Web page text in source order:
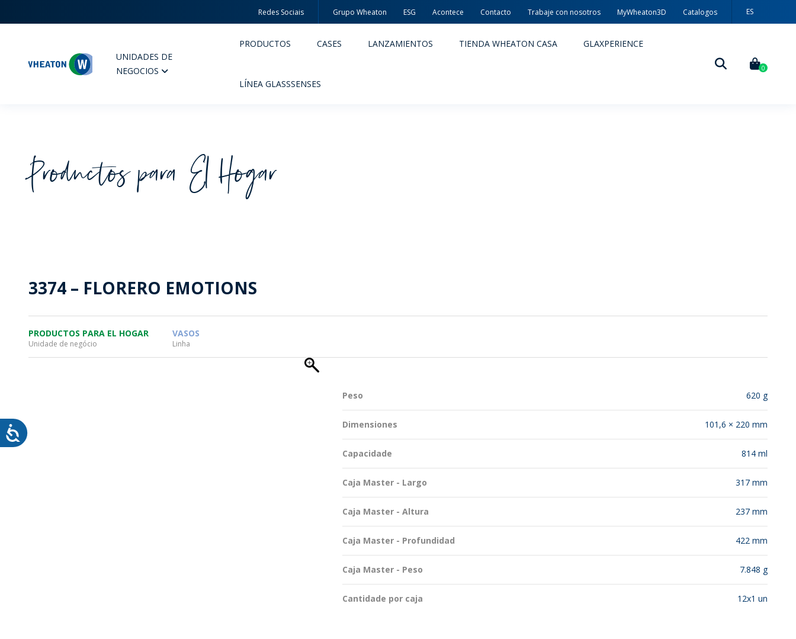
Redes Sociais Grupo Wheaton ESG Acontece Contacto Trabaje con nosotros MyWheaton3D Catalogos
ES
Wheaton
UNIDADES DE
NEGOCIOS
MYWHEATON3D
FARMACÊUTICOS
PRODUCTOS EXCLUSIVOS
PRODUCTOS CASES LANZAMIENTOS TIENDA WHEATON CASA GLAXPERIENCE
LÍNEA GLASSSENSES
0
Productos para El Hogar
3374 – FLORERO EMOTIONS
PRODUCTOS PARA EL HOGAR
Unidade de negócio
VASOS
Linha
Peso 620 g
Dimensiones 101,6 × 220 mm
Capacidade 814 ml
Caja Master - Largo 317 mm
Caja Master - Altura 237 mm
Caja Master - Profundidad 422 mm
Caja Master - Peso 7.848 g
Cantidade por caja 12x1 un